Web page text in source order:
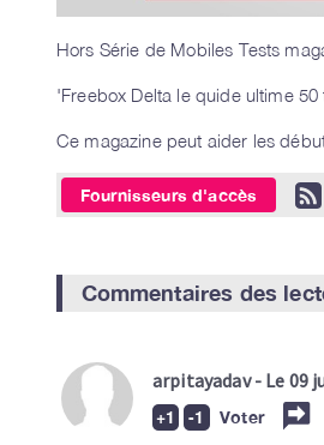
Hors Série de Mobiles Tests
'Freebox Delta le quide ultime
Ce magazine peut aider les
Fournisseurs d'accès
Commentaires des
arpitayadav- Le 09
Voter